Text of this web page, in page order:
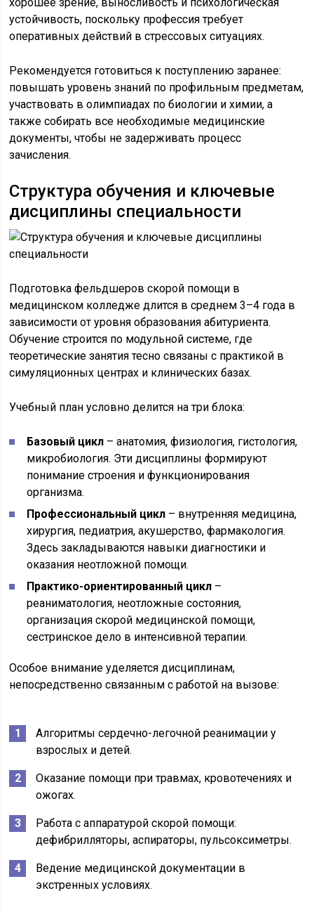
хорошее зрение, выносливость и психологическая
устойчивость, поскольку профессия требует
оперативных действий в стрессовых ситуациях.
Рекомендуется готовиться к поступлению заранее:
повышать уровень знаний по профильным предметам,
участвовать в олимпиадах по биологии и химии, а
также собирать все необходимые медицинские
документы, чтобы не задерживать процесс
зачисления.
Структура обучения и ключевые
дисциплины специальности
Подготовка фельдшеров скорой помощи в
медицинском колледже длится в среднем 3–4 года в
зависимости от уровня образования абитуриента.
Обучение строится по модульной системе, где
теоретические занятия тесно связаны с практикой в
симуляционных центрах и клинических базах.
Учебный план условно делится на три блока:
Базовый цикл – анатомия, физиология, гистология,
микробиология. Эти дисциплины формируют
понимание строения и функционирования
организма.
Профессиональный цикл – внутренняя медицина,
хирургия, педиатрия, акушерство, фармакология.
Здесь закладываются навыки диагностики и
оказания неотложной помощи.
Практико-ориентированный цикл –
реаниматология, неотложные состояния,
организация скорой медицинской помощи,
сестринское дело в интенсивной терапии.
Особое внимание уделяется дисциплинам,
непосредственно связанным с работой на вызове:
Алгоритмы сердечно-легочной реанимации у
взрослых и детей.
Оказание помощи при травмах, кровотечениях и
ожогах.
Работа с аппаратурой скорой помощи:
дефибрилляторы, аспираторы, пульсоксиметры.
Ведение медицинской документации в
экстренных условиях.